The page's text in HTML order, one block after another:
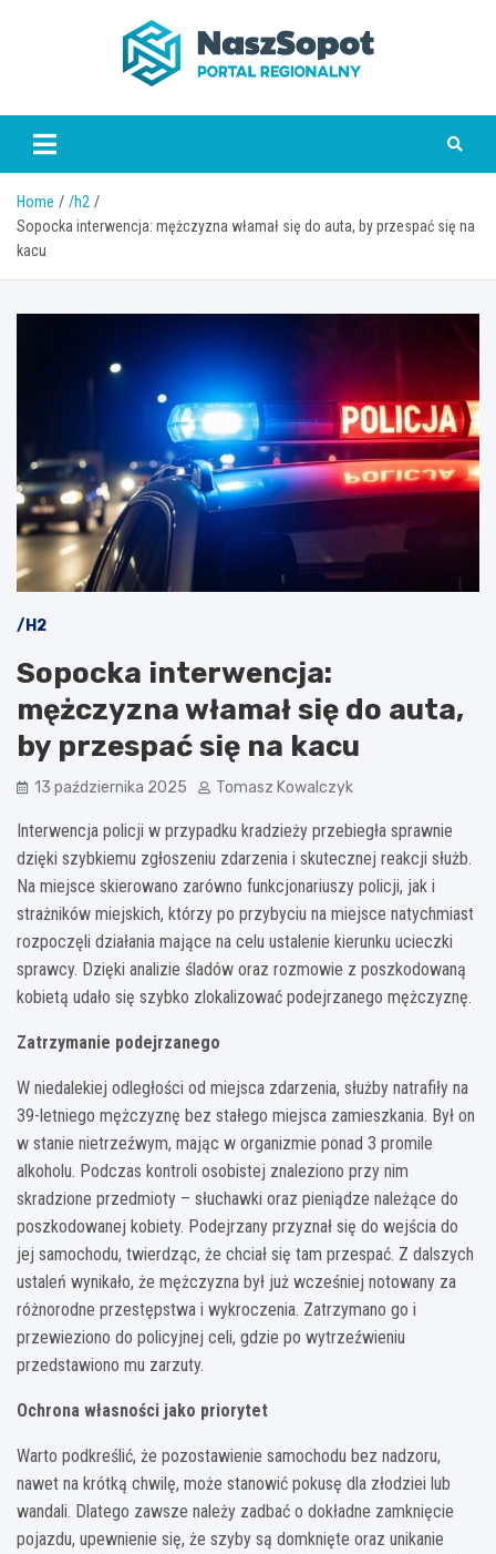
www.naszsopot.pl
Home
/h2
Sopocka interwencja: mężczyzna włamał się do auta, by przespać się na
kacu
/H2
Sopocka interwencja:
mężczyzna włamał się do auta,
by przespać się na kacu
13 października 2025 Tomasz Kowalczyk
Interwencja policji w przypadku kradzieży przebiegła sprawnie
dzięki szybkiemu zgłoszeniu zdarzenia i skutecznej reakcji służb.
Na miejsce skierowano zarówno funkcjonariuszy policji, jak i
strażników miejskich, którzy po przybyciu na miejsce natychmiast
rozpoczęli działania mające na celu ustalenie kierunku ucieczki
sprawcy. Dzięki analizie śladów oraz rozmowie z poszkodowaną
kobietą udało się szybko zlokalizować podejrzanego mężczyznę.
Zatrzymanie podejrzanego
W niedalekiej odległości od miejsca zdarzenia, służby natrafiły na
39-letniego mężczyznę bez stałego miejsca zamieszkania. Był on
w stanie nietrzeźwym, mając w organizmie ponad 3 promile
alkoholu. Podczas kontroli osobistej znaleziono przy nim
skradzione przedmioty – słuchawki oraz pieniądze należące do
poszkodowanej kobiety. Podejrzany przyznał się do wejścia do
jej samochodu, twierdząc, że chciał się tam przespać. Z dalszych
ustaleń wynikało, że mężczyzna był już wcześniej notowany za
różnorodne przestępstwa i wykroczenia. Zatrzymano go i
przewieziono do policyjnej celi, gdzie po wytrzeźwieniu
przedstawiono mu zarzuty.
Ochrona własności jako priorytet
Warto podkreślić, że pozostawienie samochodu bez nadzoru,
nawet na krótką chwilę, może stanowić pokusę dla złodziei lub
wandali. Dlatego zawsze należy zadbać o dokładne zamknięcie
pojazdu, upewnienie się, że szyby są domknięte oraz unikanie